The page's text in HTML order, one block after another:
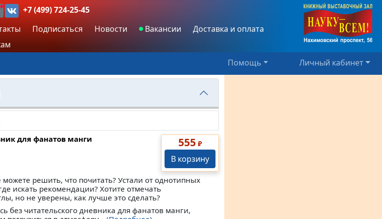
+7 (499) 724-25-45
Подписаться Новости Вакансии
Доставка и оплата
Помощь Личный кабинет
555 ₽
В корзину
для фанатов манги
решить, что почитать? Устали от однотипных
искать рекомендации? Хотите отмечать
но не уверены, как лучше это сделать?
без читательского дневника для фанатов манги,